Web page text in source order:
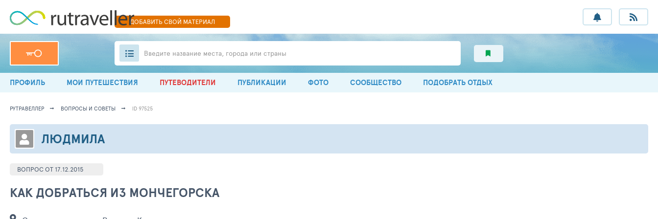
ДОБАВИТЬСВОЙ МАТЕРИАЛ
Введите название места, города или страны
ПРОФИЛЬ МОИ ПУТЕШЕСТВИЯ ПУТЕВОДИТЕЛИ ПУБЛИКАЦИИ ФОТО СООБЩЕСТВО ПОДОБРАТЬ ОТДЫХ
РУТРАВЕЛЛЕР ВОПРОСЫ И СОВЕТЫ ID 97525
ЛЮДМИЛА
ВОПРОС ОТ 17.12.2015
КАК ДОБРАТЬСЯ ИЗ МОНЧЕГОРСКА